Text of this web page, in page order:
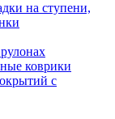
на ступени,
коврики
с